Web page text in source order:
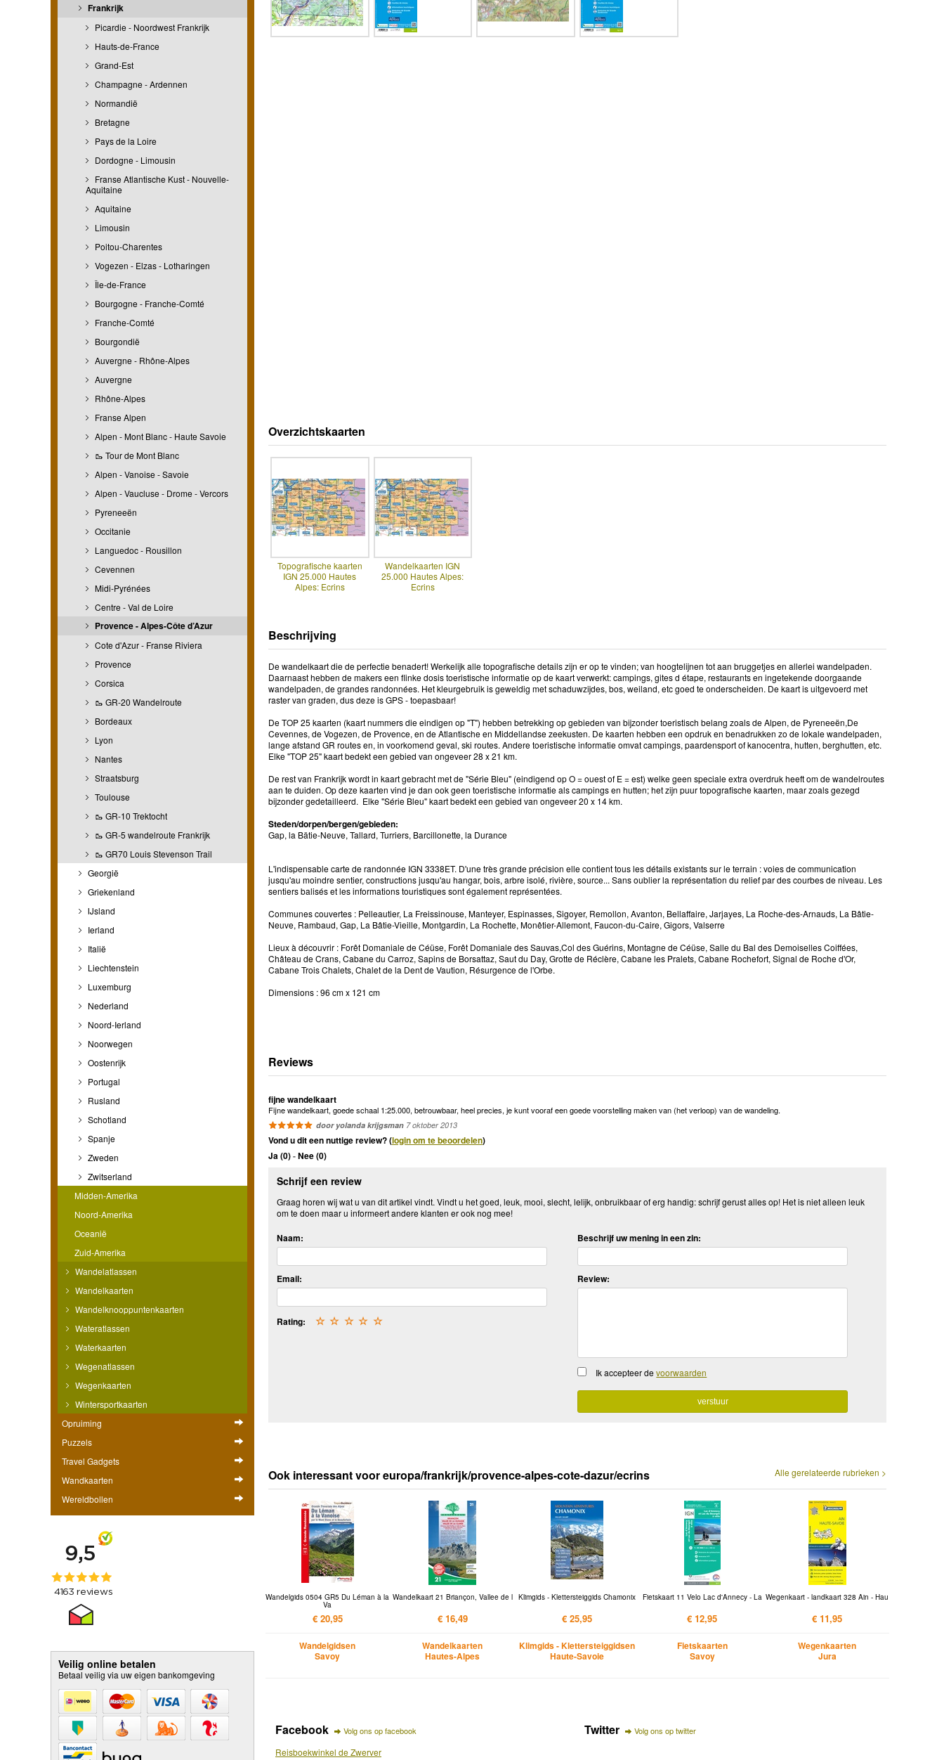
Frankrijk
Picardie - Noordwest Frankrijk
Hauts-de-France
Grand-Est
Champagne - Ardennen
Normandië
Bretagne
Pays de la Loire
Dordogne - Limousin
Franse Atlantische Kust - Nouvelle-
Aquitaine
Aquitaine
Limousin
Poitou-Charentes
Vogezen - Elzas - Lotharingen
Île-de-France
Bourgogne - Franche-Comté
Franche-Comté
Bourgondië
Auvergne - Rhône-Alpes
Auvergne
Rhône-Alpes
Franse Alpen
Alpen - Mont Blanc - Haute Savoie
🥾 Tour de Mont Blanc
Alpen - Vanoise - Savoie
Alpen - Vaucluse - Drome - Vercors
Pyreneeën
Occitanie
Languedoc - Rousillon
Cevennen
Midi-Pyrénées
Centre - Val de Loire
Provence - Alpes-Côte d’Azur
Cote d'Azur - Franse Riviera
Provence
Corsica
🥾 GR-20 Wandelroute
Bordeaux
Lyon
Nantes
Straatsburg
Toulouse
🥾 GR-10 Trektocht
🥾 GR-5 wandelroute Frankrijk
🥾 GR70 Louis Stevenson Trail
Georgië
Griekenland
IJsland
Ierland
Italië
Liechtenstein
Luxemburg
Nederland
Noord-Ierland
Noorwegen
Oostenrijk
Portugal
Rusland
Schotland
Spanje
Zweden
Zwitserland
Midden-Amerika
Noord-Amerika
Oceanië
Zuid-Amerika
Wandelatlassen
Wandelkaarten
Wandelknooppuntenkaarten
Wateratlassen
Waterkaarten
Wegenatlassen
Wegenkaarten
Wintersportkaarten
Opruiming
Puzzels
Travel Gadgets
Wandkaarten
Wereldbollen
Veilig online betalen
Betaal veilig via uw eigen bankomgeving
Overzichtskaarten
Topografische kaarten
IGN 25.000 Hautes
Alpes: Ecrins
Wandelkaarten IGN
25.000 Hautes Alpes:
Ecrins
Beschrijving
De wandelkaart die de perfectie benadert! Werkelijk alle topografische details zijn er op te vinden; van hoogtelijnen tot aan bruggetjes en allerlei wandelpaden.
Daarnaast hebben de makers een flinke dosis toeristische informatie op de kaart verwerkt: campings, gites d étape, restaurants en ingetekende doorgaande
wandelpaden, de grandes randonnées. Het kleurgebruik is geweldig met schaduwzijdes, bos, weiland, etc goed te onderscheiden. De kaart is uitgevoerd met
raster van graden, dus deze is GPS - toepasbaar!
De TOP 25 kaarten (kaart nummers die eindigen op "T") hebben betrekking op gebieden van bijzonder toeristisch belang zoals de Alpen, de Pyreneeën,De
Cevennes, de Vogezen, de Provence, en de Atlantische en Middellandse zeekusten. De kaarten hebben een opdruk en benadrukken zo de lokale wandelpaden,
lange afstand GR routes en, in voorkomend geval, ski routes. Andere toeristische informatie omvat campings, paardensport of kanocentra, hutten, berghutten, etc.
Elke "TOP 25" kaart bedekt een gebied van ongeveer 28 x 21 km.
De rest van Frankrijk wordt in kaart gebracht met de "Série Bleu" (eindigend op O = ouest of E = est) welke geen speciale extra overdruk heeft om de wandelroutes
aan te duiden. Op deze kaarten vind je dan ook geen toeristische informatie als campings en hutten; het zijn puur topografische kaarten, maar zoals gezegd
bijzonder gedetailleerd. Elke "Série Bleu" kaart bedekt een gebied van ongeveer 20 x 14 km.
Steden/dorpen/bergen/gebieden:
Gap, la Bätie-Neuve, Tallard, Turriers, Barcillonette, la Durance
L'indispensable carte de randonnée IGN 3338ET. D'une très grande précision elle contient tous les détails existants sur le terrain : voies de communication
jusqu'au moindre sentier, constructions jusqu'au hangar, bois, arbre isolé, rivière, source... Sans oublier la représentation du relief par des courbes de niveau. Les
sentiers balisés et les informations touristiques sont également représentées.
Communes couvertes : Pelleautier, La Freissinouse, Manteyer, Espinasses, Sigoyer, Remollon, Avanton, Bellaffaire, Jarjayes, La Roche-des-Arnauds, La Bâtie-
Neuve, Rambaud, Gap, La Bâtie-Vieille, Montgardin, La Rochette, Monêtier-Allemont, Faucon-du-Caire, Gigors, Valserre
Lieux à découvrir : Forêt Domaniale de Céüse, Forêt Domaniale des Sauvas,Col des Guérins, Montagne de Céüse, Salle du Bal des Demoiselles Coiffées,
Château de Crans, Cabane du Carroz, Sapins de Borsattaz, Saut du Day, Grotte de Réclère, Cabane les Pralets, Cabane Rochefort, Signal de Roche d'Or,
Cabane Trois Chalets, Chalet de la Dent de Vaution, Résurgence de l'Orbe.
Dimensions : 96 cm x 121 cm
Reviews
fijne wandelkaart
Fijne wandelkaart, goede schaal 1:25.000, betrouwbaar, heel precies, je kunt vooraf een goede voorstelling maken van (het verloop) van de wandeling.
door yolanda krijgsman 7 oktober 2013
Vond u dit een nuttige review? (login om te beoordelen)
Ja (0)-Nee (0)
Schrijf een review
Graag horen wij wat u van dit artikel vindt. Vindt u het goed, leuk, mooi, slecht, lelijk, onbruikbaar of erg handig: schrijf gerust alles op! Het is niet alleen leuk
om te doen maar u informeert andere klanten er ook nog mee!
Naam:
Email:
Rating: ☆
☆
☆
☆
☆
Beschrijf uw mening in een zin:
Review:
Ik accepteer devoorwaarden
Alle gerelateerde rubrieken >
Ook interessant voor europa/frankrijk/provence-alpes-cote-dazur/ecrins
Wandelgids 0504 GR5 Du Léman à la
Va
€ 20,95
Wandelgidsen
Savoy
Wandelkaart 21 Briançon, Vallee de l
€ 16,49
Wandelkaarten
Hautes-Alpes
Klimgids - Klettersteiggids Chamonix
€ 25,95
Klimgids - Klettersteiggidsen
Haute-Savoie
Fietskaart 11 Velo Lac d'Annecy - La
€ 12,95
Fietskaarten
Savoy
Wegenkaart - landkaart 328 Ain - Hau
€ 11,95
Wegenkaarten
Jura
Facebook Volg ons op facebook
Reisboekwinkel de Zwerver
Twitter Volg ons op twitter